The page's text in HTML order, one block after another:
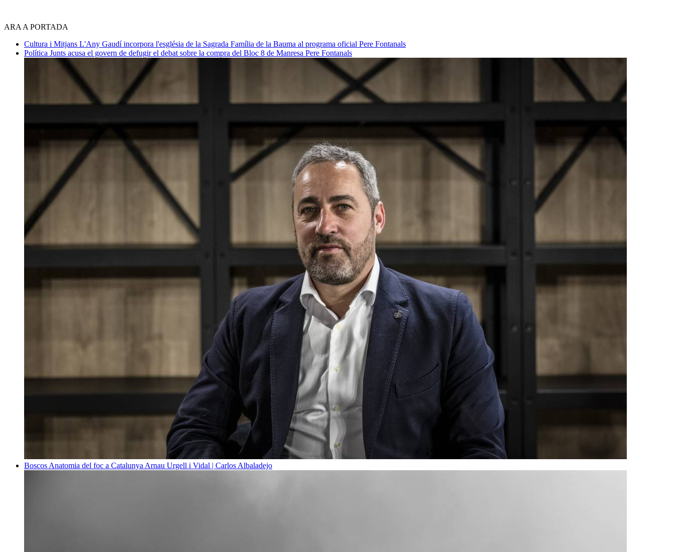
ARA A PORTADA
Cultura i Mitjans L'Any Gaudí incorpora l'església de la Sagrada Família de la Bauma al programa oficial Pere Fontanals
Política Junts acusa el govern de defugir el debat sobre la compra del Bloc 8 de Manresa Pere Fontanals
Boscos Anatomia del foc a Catalunya Arnau Urgell i Vidal | Carlos Albaladejo